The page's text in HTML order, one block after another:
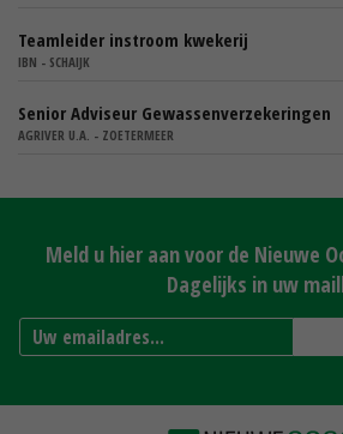
Teamleider instroom kwekerij
IBN - SCHAIJK
Senior Adviseur Gewassenverzekeringen
AGRIVER U.A. - ZOETERMEER
Meld u hier aan voor de Nieuwe
Dagelijks in uw